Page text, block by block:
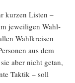
kur­zen Lis­ten –
jewei­li­gen Wahl­
Wahl­krei­sen
aus dem
aber nicht getan,
Tak­tik – soll